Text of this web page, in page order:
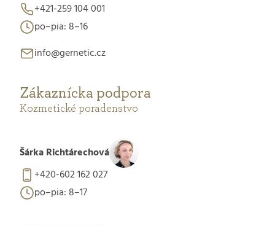
+421-259 104 001
po–pia: 8–16
info@gernetic.cz
Zákaznícka podpora
Kozmetické poradenstvo
Šárka Richtárechová
+420-602 162 027
po–pia: 8–17